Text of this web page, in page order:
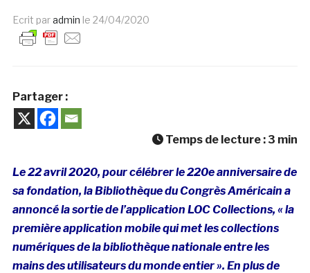
Ecrit paradmin le 24/04/2020
Partager :
Temps de lecture : 3 min
Le 22 avril 2020, pour célébrer le 220e anniversaire de
sa fondation, la Bibliothèque du Congrès Américain a
annoncé la sortie de l’application LOC Collections, « la
première application mobile qui met les collections
numériques de la bibliothèque nationale entre les
mains des utilisateurs du monde entier ». En plus de